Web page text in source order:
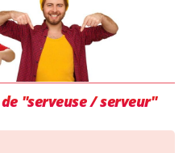
"serveuse / serveur"